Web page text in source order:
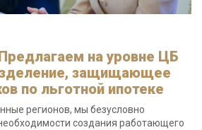
на уровне ЦБ
защищающее
по льготной ипотеке
регионов, мы безусловно
создания работающего